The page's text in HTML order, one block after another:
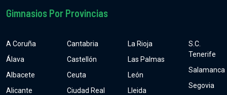
Gimnasios Por Provincias
A Coruña
Álava
Albacete
Alicante
Cantabria
Castellón
Ceuta
Ciudad Real
La Rioja
Las Palmas
León
Lleida
S.C.
Tenerife
Salamanca
Segovia